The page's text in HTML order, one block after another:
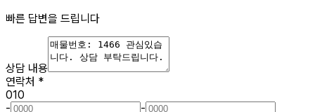
빠른 답변을 드립니다
상담 내용
연락처 *
010
-
-